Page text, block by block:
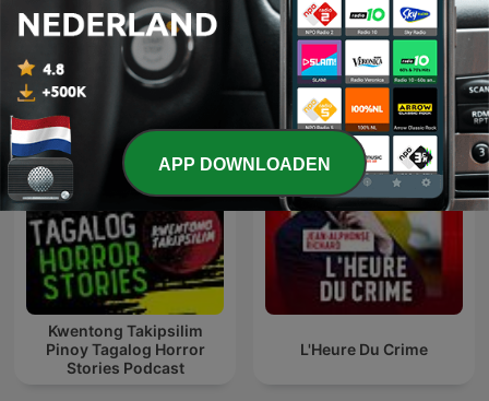
De Vondeling
Ontvoerd naar Noord-
Korea
Kwentong Takipsilim
Pinoy Tagalog Horror
Stories Podcast
L'Heure Du Crime
APP DOWNLOADEN